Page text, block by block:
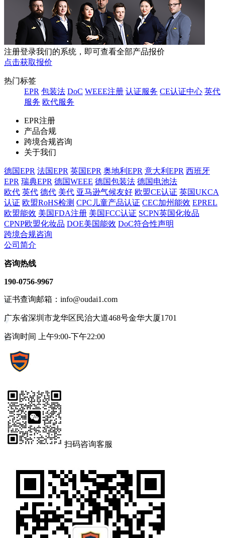
注册登录我们的系统，即可查看全部产品报价
点击获取报价
热门标签
EPR 包装法 DoC WEEE注册 认证服务 CE认证中心 英代
服务 欧代服务
EPR注册
产品合规
跨境合规咨询
关于我们
德国EPR 法国EPR 英国EPR 奥地利EPR 意大利EPR 西班牙
EPR 瑞典EPR 德国WEEE 德国包装法 德国电池法
欧代 英代 德代 美代 亚马逊气候友好 欧盟CE认证 英国UKCA
认证 欧盟RoHS检测 CPC儿童产品认证 CEC加州能效 EPREL
欧盟能效 美国FDA注册 美国FCC认证 SCPN英国化妆品
CPNP欧盟化妆品 DOE美国能效 DoC符合性声明
跨境合规咨询
公司简介
咨询热线
190-0756-9967
证书查询邮箱：info@oudai1.com
广东省深圳市龙华区民治大道468号金华大厦1701
咨询时间 上午9:00-下午22:00
扫码咨询客服